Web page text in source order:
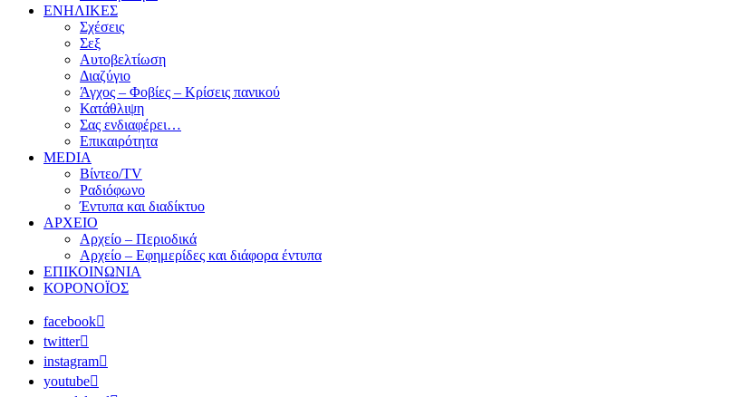
ΕΝΗΛΙΚΕΣ
Σχέσεις
Σεξ
Αυτοβελτίωση
Διαζύγιο
Άγχος – Φοβίες – Κρίσεις πανικού
Κατάθλιψη
Σας ενδιαφέρει…
Επικαιρότητα
MEDIA
Βίντεο/TV
Ραδιόφωνο
Έντυπα και διαδίκτυο
ΑΡΧΕΙΟ
Αρχείο – Περιοδικά
Αρχείο – Εφημερίδες και διάφορα έντυπα
ΕΠΙΚΟΙΝΩΝΙΑ
ΚΟΡΟΝΟΪΟΣ
facebook
twitter
instagram
youtube